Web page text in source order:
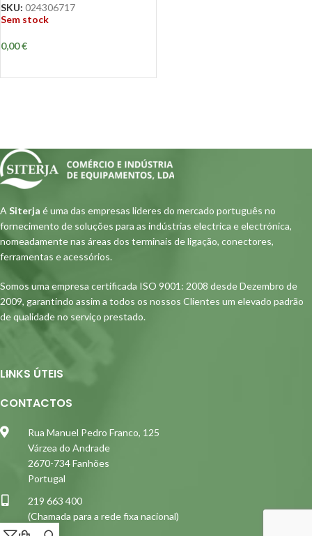
SKU: 024306717
Sem stock
0,00€
A Siterja é uma das empresas lideres do mercado português no
fornecimento de soluções para as indústrias electrica e electrónica,
nomeadamente nas áreas dos terminais de ligação, conectores,
ferramentas e acessórios.
Somos uma empresa certificada ISO 9001: 2008 desde Dezembro de
2009, garantindo assim a todos os nossos Clientes um elevado padrão
de qualidade no serviço prestado.
LINKS ÚTEIS
CONTACTOS
Rua Manuel Pedro Franco, 125
Várzea do Andrade
2670-734 Fanhões
Portugal
219 663 400
(Chamada para a rede fixa nacional)